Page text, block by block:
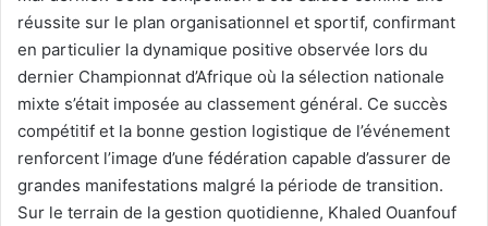
réussite sur le plan organisationnel et sportif, confirmant
en particulier la dynamique positive observée lors du
dernier Championnat d’Afrique où la sélection nationale
mixte s’était imposée au classement général. Ce succès
compétitif et la bonne gestion logistique de l’événement
renforcent l’image d’une fédération capable d’assurer de
grandes manifestations malgré la période de transition.
Sur le terrain de la gestion quotidienne, Khaled Ouanfouf